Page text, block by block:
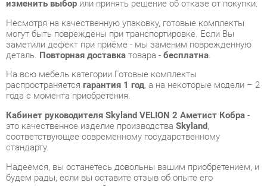
На всю мебель категории Готовые комплекты
распространяетсягарантия 1 год, а на некоторые модели – 2
года с момента приобретения.
Кабинет руководителя Skyland VELION 2 Аметист Кобра-
это качественное изделие производстваSkyland,
соответствующее современному государственному
стандарту.
Надеемся, вы останетесь довольны вашим приобретением, и
будем рады, если вы оставите отзыв об опыте его
использования, который поможет сориентироваться нашим
будущим покупателям.
Кроме формы
e-mail, телефону в Екатеринбурге и через мессенджеры
Telegram и WhatsApp.